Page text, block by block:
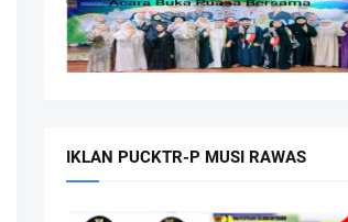
IKLAN PUCKTR-P MUSI RAWAS